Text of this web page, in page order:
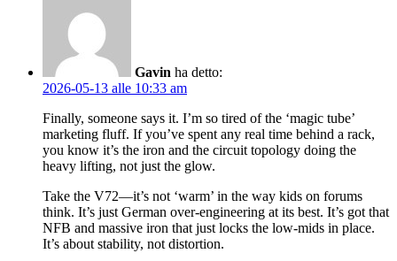
Gavin ha detto:
2026-05-13 alle 10:33 am
Finally, someone says it. I’m so tired of the ‘magic tube’
marketing fluff. If you’ve spent any real time behind a rack,
you know it’s the iron and the circuit topology doing the
heavy lifting, not just the glow.
Take the V72—it’s not ‘warm’ in the way kids on forums
think. It’s just German over-engineering at its best. It’s got that
NFB and massive iron that just locks the low-mids in place.
It’s about stability, not distortion.